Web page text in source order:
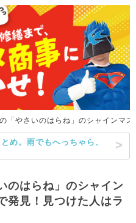
「やさいのはらね」のシャインマ
。雨でもへっちゃら、
のはらね」のシャイン
発見！見つけた人はラ